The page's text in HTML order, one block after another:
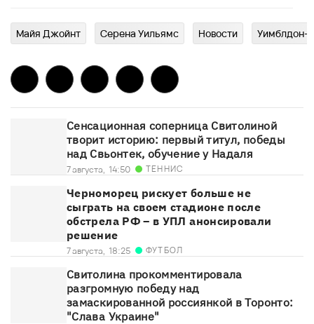
Майя Джойнт Серена Уильямс Новости Уимблдон-
Сенсационная соперница Свитолиной
творит историю: первый титул, победы
над Свьонтек, обучение у Надаля
7 августа, 14:50 ТЕННИС
Черноморец рискует больше не
сыграть на своем стадионе после
обстрела РФ – в УПЛ анонсировали
решение
7 августа, 18:25 ФУТБОЛ
Свитолина прокомментировала
разгромную победу над
замаскированной россиянкой в Торонто:
"Слава Украине"